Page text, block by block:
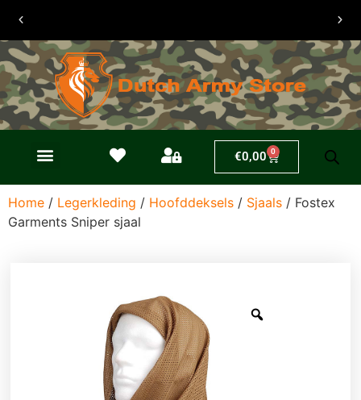
30 dagen
retouren
€0,00 0
Home / Legerkleding / Hoofddeksels / Sjaals / Fostex
Garments Sniper sjaal